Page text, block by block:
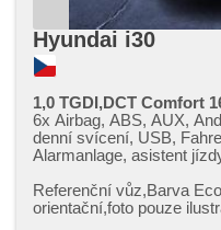
Hyundai i30
1,0 TGDI,DCT Comfort
6x Airbag, ABS, AUX,
denní svícení, USB,
Alarmanlage, asistent
Warnflutlicht, Autoradio,
Zentralverriegelung mit
Referenční vůz,​Barva
orientační,​foto pouze